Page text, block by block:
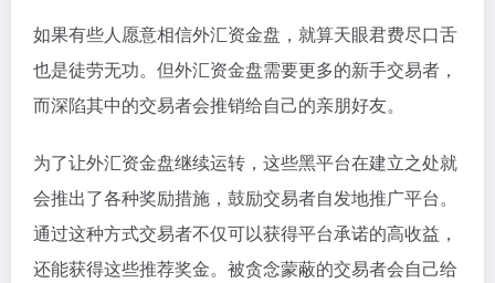
如果有些人愿意相信外汇资金盘，就算天眼君费尽口舌
也是徒劳无功。但外汇资金盘需要更多的新手交易者，
而深陷其中的交易者会推销给自己的亲朋好友。
为了让外汇资金盘继续运转，这些黑平台在建立之处就
会推出了各种奖励措施，鼓励交易者自发地推广平台。
通过这种方式交易者不仅可以获得平台承诺的高收益，
还能获得这些推荐奖金。被贪念蒙蔽的交易者会自己给